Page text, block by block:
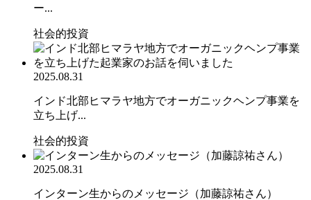
ー...
社会的投資
2025.08.31
インド北部ヒマラヤ地方でオーガニックヘンプ事業を
立ち上げ...
社会的投資
2025.08.31
インターン生からのメッセージ（加藤諒祐さん）